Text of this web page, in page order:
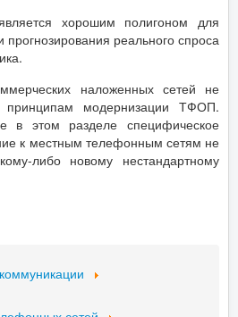
хорошим полигоном для
реального спроса
наложенных сетей не
принципам модернизации ТФОП.
в этом разделе специфическое
к местным телефонным сетям не
либо новому нестандартному